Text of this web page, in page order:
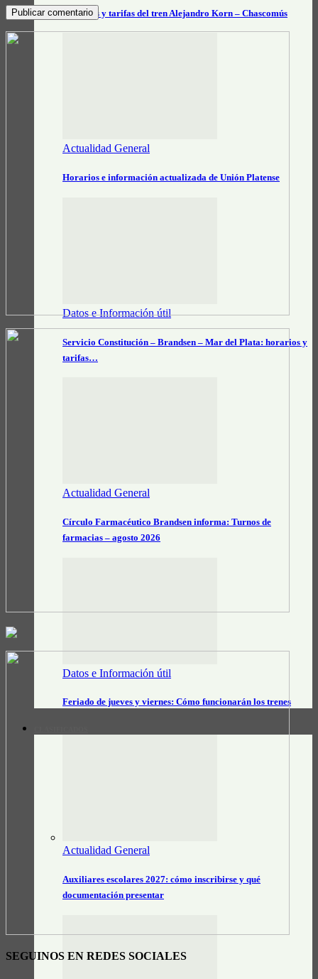
Horarios y tarifas del tren Alejandro Korn – Chascomús
Actualidad General
Horarios e información actualizada de Unión Platense
Datos e Información útil
Servicio Constitución – Brandsen – Mar del Plata: horarios y
tarifas…
Actualidad General
Círculo Farmacéutico Brandsen informa: Turnos de
farmacias – agosto 2026
Datos e Información útil
Feriado de jueves y viernes: Cómo funcionarán los trenes
Actualidad General
Auxiliares escolares 2027: cómo inscribirse y qué
documentación presentar
SEGUINOS EN REDES SOCIALES